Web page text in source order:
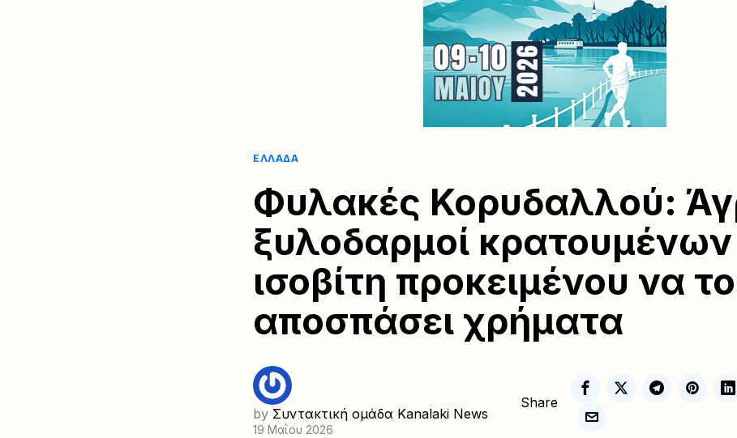
ΕΛΛΆΔΑ
Φυλακές Κορυδαλλού:
ξυλοδαρμοί
ισοβίτη προκειμένου να
αποσπάσει χρήματα
by Συντακτική ομάδα Kanalaki News
19 Μαΐου 2026
Share